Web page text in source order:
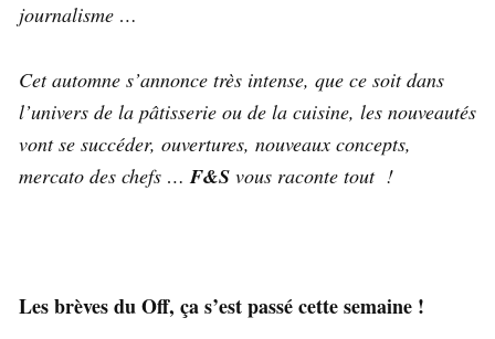
journalisme …
Cet automne s’annonce très intense, que ce soit dans
l’univers de la pâtisserie ou de la cuisine, les nouveautés
vont se succéder, ouvertures, nouveaux concepts,
mercato des chefs …F&S vous raconte tout !
Les brèves du Off, ça s’est passé cette semaine !